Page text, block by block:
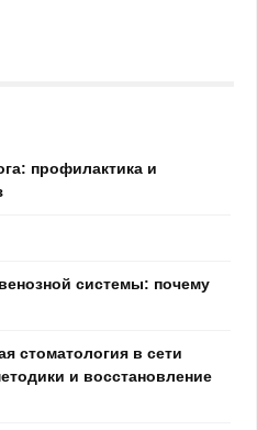
профилактика и
системы: почему
стоматология в сети
и восстановление